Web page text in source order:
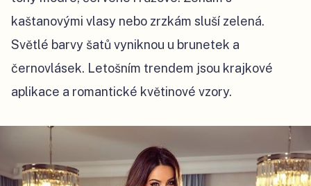
kaštanovými vlasy nebo zrzkám sluší zelená.
Světlé barvy šatů vyniknou u brunetek a
černovlásek. Letošním trendem jsou krajkové
aplikace a romantické květinové vzory.